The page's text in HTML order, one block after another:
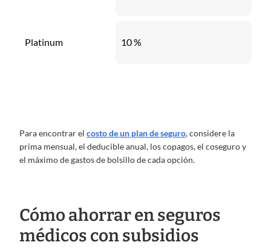
Platinum 10 %
Para encontrar el costo de un plan de seguro, considere la
prima mensual, el deducible anual, los copagos, el coseguro y
el máximo de gastos de bolsillo de cada opción.
Cómo ahorrar en seguros
médicos con subsidios